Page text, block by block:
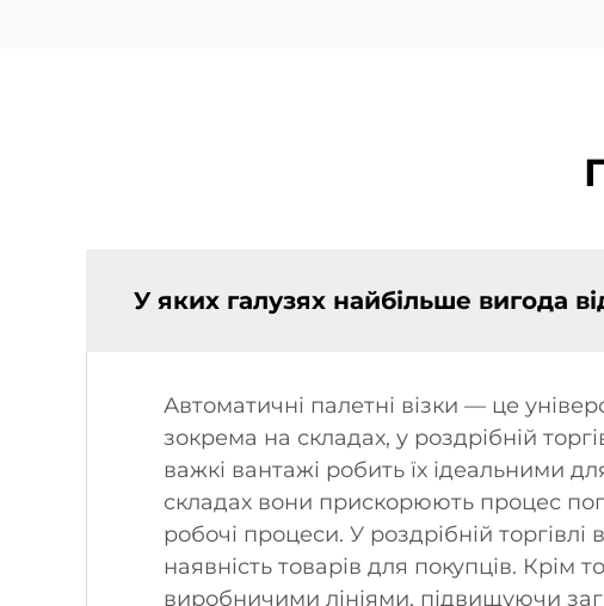
У яких галузях найбільше вигода
Автоматичні палетні візки — це
зокрема на складах, у роздрібній
важкі вантажі робить їх ідеальними
складах вони прискорюють процес
робочі процеси. У роздрібній
наявність товарів для покупців.
виробничими лініями, підвищуючи